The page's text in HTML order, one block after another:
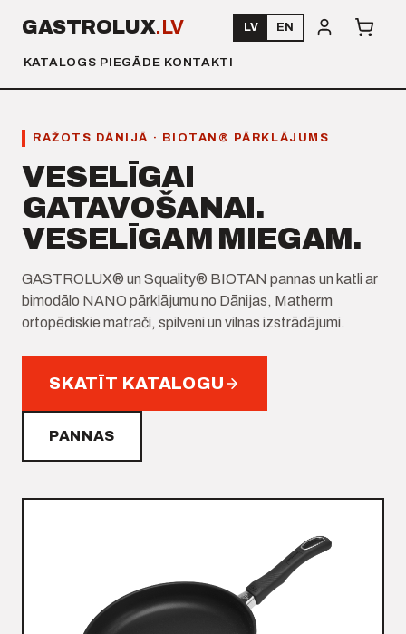
GASTROLUX.LV
KATALOGS PIEGĀDE KONTAKTI
LV EN
RAŽOTS DĀNIJĀ · BIOTAN® PĀRKLĀJUMS
VESELĪGAI
GATAVOŠANAI.
VESELĪGAM MIEGAM.
GASTROLUX® un Squality® BIOTAN pannas un katli ar
bimodālo NANO pārklājumu no Dānijas, Matherm
ortopēdiskie matrači, spilveni un vilnas izstrādājumi.
SKATĪT KATALOGU
PANNAS